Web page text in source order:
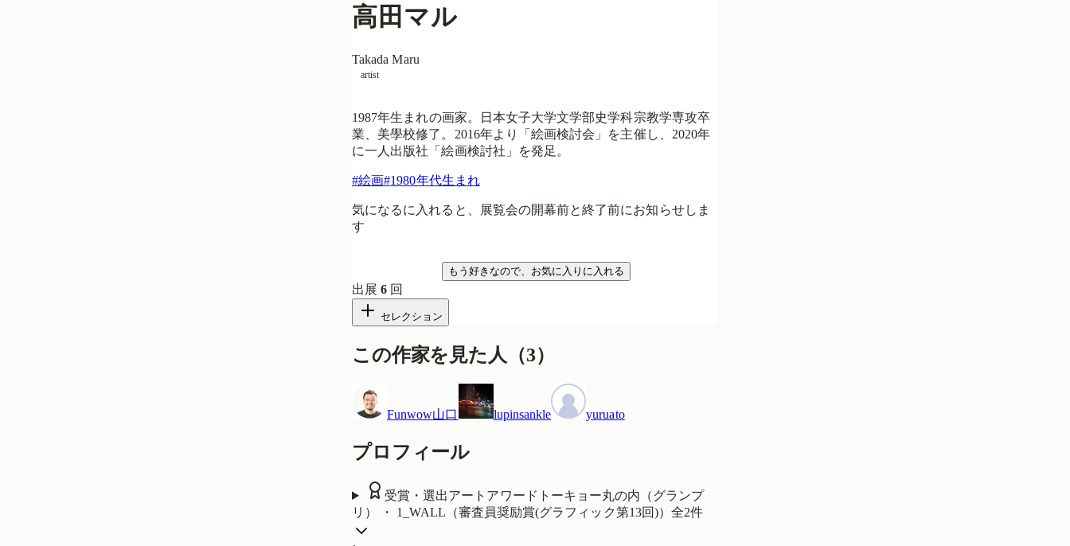
高田マル
Takada Maru
artist
1987年生まれの画家。日本女子大学文学部史学科宗教学専攻卒
業、美學校修了。2016年より「絵画検討会」を主催し、2020年
に一人出版社「絵画検討社」を発足。
#絵画#1980年代生まれ
気になるに入れると、展覧会の開幕前と終了前にお知らせしま
す
もう好きなので、お気に入りに入れる
出展6 回
セレクション
この作家を見た人 （3）
Funwow山口 lupinsankle yuruato
プロフィール
受賞・選出アートアワードトーキョー丸の内（グランプ
リ） ・ 1_WALL（審査員奨励賞(グラフィック第13回)） 全2件